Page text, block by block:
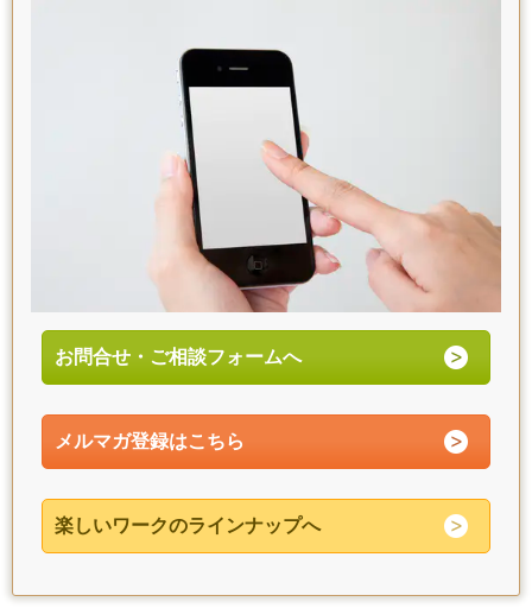
お問合せ・ご相談フォームへ
メルマガ登録はこちら
楽しいワークのラインナップへ